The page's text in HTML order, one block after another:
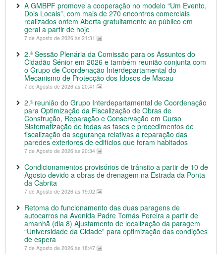
A GMBPF promove a cooperação no modelo “Um Evento,
Dois Locais”, com mais de 270 encontros comerciais
realizados ontem Aberta gratuitamente ao público em
geral a partir de hoje
7 de Agosto de 2026 às 21:31
2.ª Sessão Plenária da Comissão para os Assuntos do
Cidadão Sénior em 2026 e também reunião conjunta com
o Grupo de Coordenação Interdepartamental do
Mecanismo de Protecção dos Idosos de Macau
7 de Agosto de 2026 às 20:41
2.ª reunião do Grupo Interdepartamental de Coordenação
para Optimização da Fiscalização de Obras de
Construção, Reparação e Conservação em Curso
Sistematização de todas as fases e procedimentos de
fiscalização da segurança relativas a reparação das
paredes exteriores de edifícios que foram habitados
7 de Agosto de 2026 às 20:34
Condicionamentos provisórios de trânsito a partir de 10 de
Agosto devido a obras de drenagem na Estrada da Ponta
da Cabrita
7 de Agosto de 2026 às 19:02
Retoma do funcionamento das duas paragens de
autocarros na Avenida Padre Tomás Pereira a partir de
amanhã (dia 8) Ajustamento de localização da paragem
“Universidade da Cidade” para optimização das condições
de espera
7 de Agosto de 2026 às 18:47